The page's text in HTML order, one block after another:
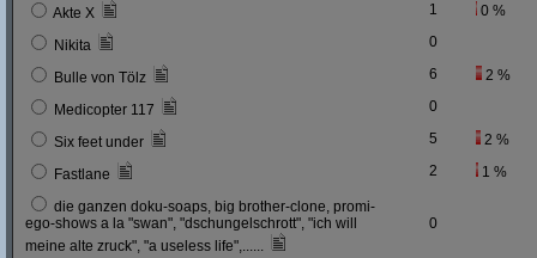
Akte X 1 0 %
Nikita 0
Bulle von Tölz 6 2 %
Medicopter 117 0
Six feet under 5 2 %
Fastlane 2 1 %
die ganzen doku-soaps, big brother-clone, promi-
ego-shows a la "swan", "dschungelschrott", "ich will
meine alte zruck", "a useless life",......
0